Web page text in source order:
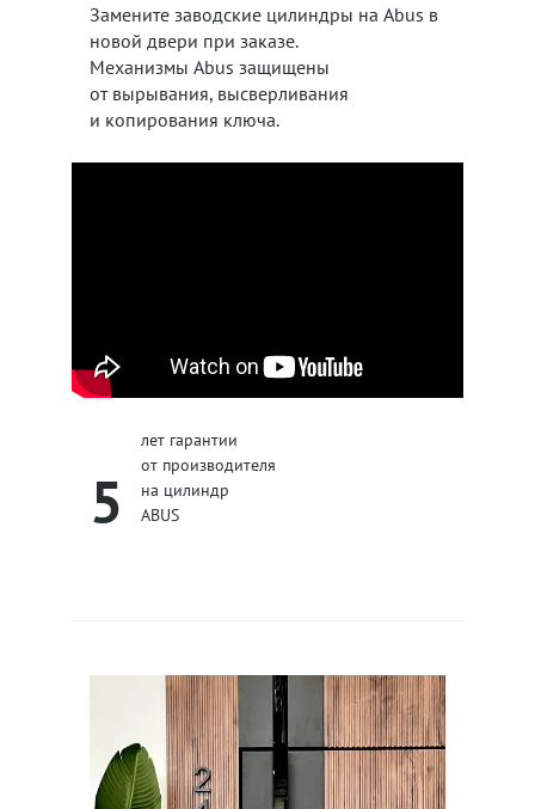
Замените заводские цилиндры на Abus в
новой двери при заказе.
Механизмы Abus защищены
от вырывания, высверливания
и копирования ключа.
5
лет гарантии
от производителя
на цилиндр
ABUS